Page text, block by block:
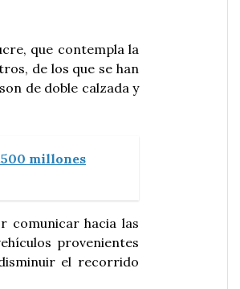
que contempla la
de los que se han
de doble calzada y
millones
comunicar hacia las
provenientes
el recorrido